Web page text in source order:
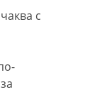
с